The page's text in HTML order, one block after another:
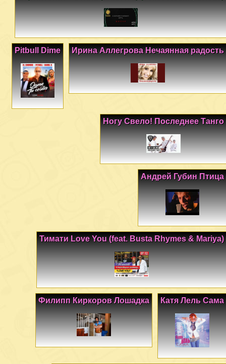
Ирина Аллегрова Нечаянная радость
Pitbull Dime
Ногу Свело! Последнее Танго
Андрей Губин Птица
Тимати Love You (feat. Busta Rhymes & Mariya)
Катя Лель Сама
Филипп Киркоров Лошадка